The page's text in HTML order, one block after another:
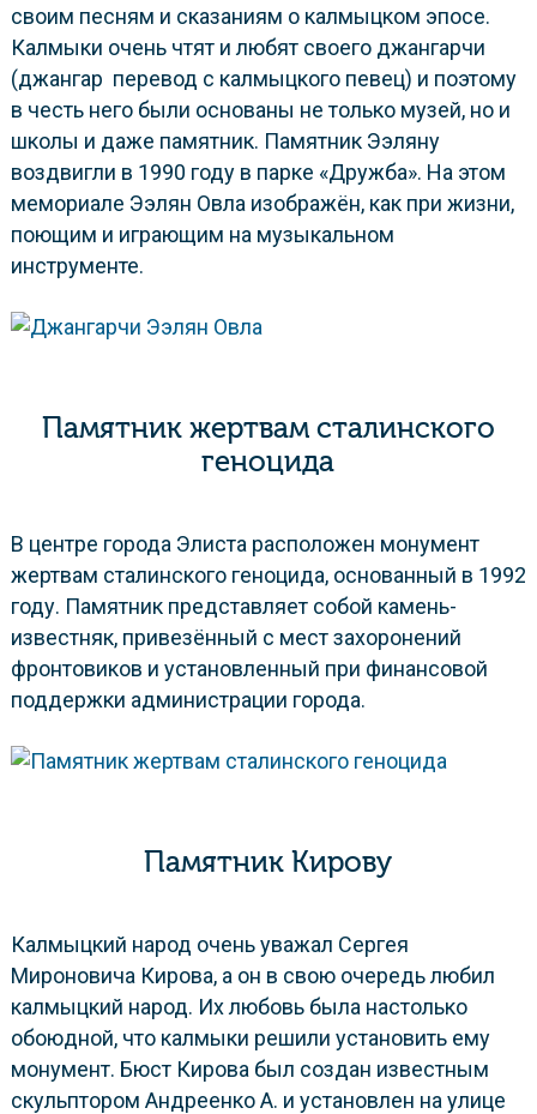
своим песням и сказаниям о калмыцком эпосе.
Калмыки очень чтят и любят своего джангарчи
(джангар перевод с калмыцкого певец) и поэтому
в честь него были основаны не только музей, но и
школы и даже памятник. Памятник Ээляну
воздвигли в 1990 году в парке «Дружба». На этом
мемориале Ээлян Овла изображён, как при жизни,
поющим и играющим на музыкальном
инструменте.
Памятник жертвам сталинского
геноцида
В центре города Элиста расположен монумент
жертвам сталинского геноцида, основанный в 1992
году. Памятник представляет собой камень-
известняк, привезённый с мест захоронений
фронтовиков и установленный при финансовой
поддержки администрации города.
Памятник Кирову
Калмыцкий народ очень уважал Сергея
Мироновича Кирова, а он в свою очередь любил
калмыцкий народ. Их любовь была настолько
обоюдной, что калмыки решили установить ему
монумент. Бюст Кирова был создан известным
скульптором Андреенко А. и установлен на улице